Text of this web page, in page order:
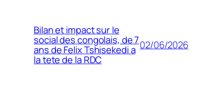
Bilan et impact sur le
social des congolais, de 7
ans de Felix Tshisekedi a
la tete de la RDC
02/06/2026